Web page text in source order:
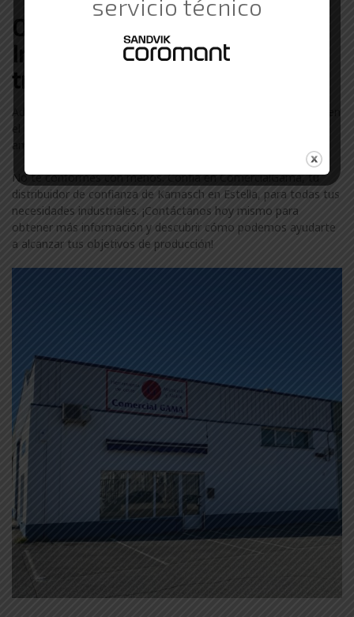
Otras marcas de Suministros
Industriales con las que
trabajamos en Estella
Además de Karnasch, colaboramos con otras marcas líderes en
el sector industrial en Estella. Descubre más sobre nuestra
amplia gama de marcas visitando nuestra
No te conformes con menos. Confía en ComercialGama, tu
distribuidor de confianza de Karnasch en Estella, para todas tus
necesidades industriales. ¡Contáctanos hoy mismo para
obtener más información y descubrir cómo podemos ayudarte
a alcanzar tus objetivos de producción!
servicio técnico